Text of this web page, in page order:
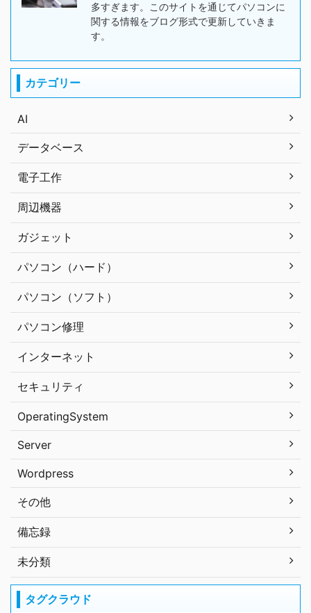
多すぎます。このサイトを通じてパソコンに
関する情報をブログ形式で更新していきま
す。
カテゴリー
AI
データベース
電子工作
周辺機器
ガジェット
パソコン（ハード）
パソコン（ソフト）
パソコン修理
インターネット
セキュリティ
OperatingSystem
Server
Wordpress
その他
備忘録
未分類
タグクラウド